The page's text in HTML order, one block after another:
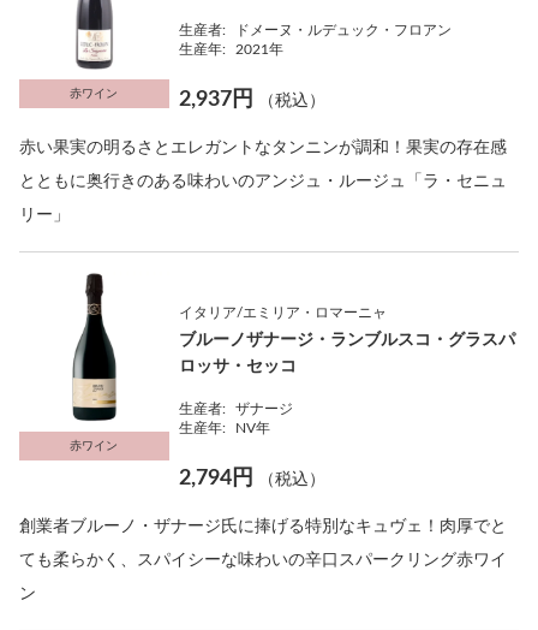
赤ワイン
生産者:
ドメーヌ・ルデュック・フロアン
生産年:
2021年
2,937円 （税込）
赤い果実の明るさとエレガントなタンニンが調和！果実の存在感
とともに奥行きのある味わいのアンジュ・ルージュ「ラ・セニュ
リー」
赤ワイン
イタリア/エミリア・ロマーニャ
ブルーノザナージ・ランブルスコ・グラスパ
ロッサ・セッコ
生産者:
ザナージ
生産年:
NV年
2,794円 （税込）
創業者ブルーノ・ザナージ氏に捧げる特別なキュヴェ！肉厚でと
ても柔らかく、スパイシーな味わいの辛口スパークリング赤ワイ
ン